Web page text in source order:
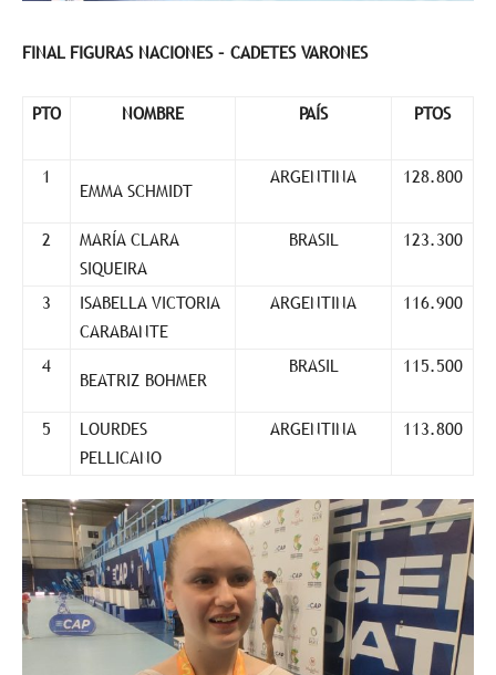
FINAL FIGURAS NACIONES – CADETES VARONES
PTO NOMBRE PAÍS PTOS
1
EMMA SCHMIDT
ARGENTINA 128.800
2
MARÍA CLARA
SIQUEIRA
BRASIL 123.300
3
ISABELLA VICTORIA
CARABANTE
ARGENTINA 116.900
4
BEATRIZ BOHMER
BRASIL 115.500
5
LOURDES
PELLICANO
ARGENTINA 113.800